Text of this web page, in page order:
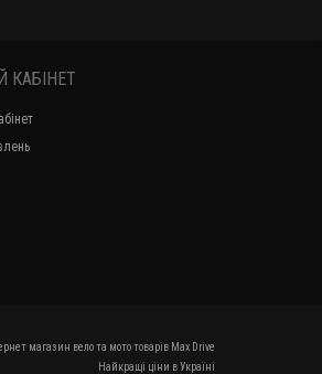
КАБІНЕТ
магазин вело та мото товарів Max Drive
Найкращі ціни в Україні